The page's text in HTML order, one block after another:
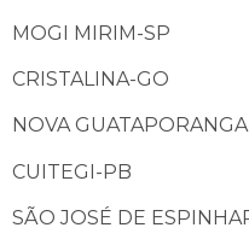
MOGI MIRIM-SP
CRISTALINA-GO
NOVA
CUITEGI-PB
SÃO JOSÉ DE